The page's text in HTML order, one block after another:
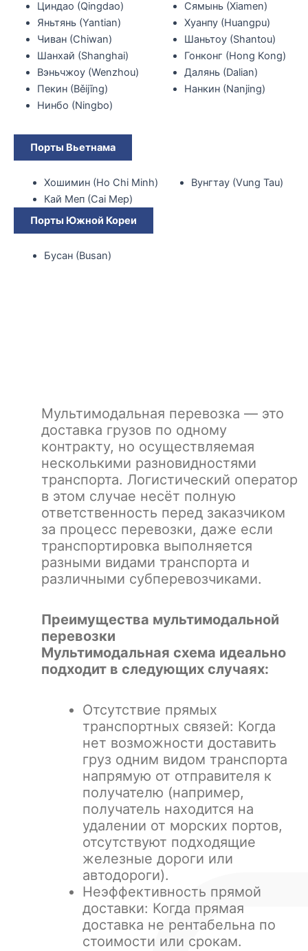
Циндао (Qingdao)
Яньтянь (Yantian)
Чиван (Chiwan)
Шанхай (Shanghai)
Вэньчжоу (Wenzhou)
Пекин (Běijīng)
Нинбо (Ningbo)
Сямынь (Xiamen)
Хуанпу (Huangpu)
Шаньтоу (Shantou)
Гонконг (Hong Kong)
Далянь (Dalian)
Нанкин (Nanjing)
Порты Вьетнама
Хошимин (Ho Chi Minh)
Кай Меп (Cai Mep)
Вунгтау (Vung Tau)
Порты Южной Кореи
Бусан (Busan)
Мультимодальная перевозка — это
доставка грузов по одному
контракту, но осуществляемая
несколькими разновидностями
транспорта. Логистический оператор
в этом случае несёт полную
ответственность перед заказчиком
за процесс перевозки, даже если
транспортировка выполняется
разными видами транспорта и
различными субперевозчиками.
Преимущества мультимодальной
перевозки
Мультимодальная схема идеально
подходит в следующих случаях:
Отсутствие прямых
транспортных связей: Когда
нет возможности доставить
груз одним видом транспорта
напрямую от отправителя к
получателю (например,
получатель находится на
удалении от морских портов,
отсутствуют подходящие
железные дороги или
автодороги).
Неэффективность прямой
доставки: Когда прямая
доставка не рентабельна по
стоимости или срокам.